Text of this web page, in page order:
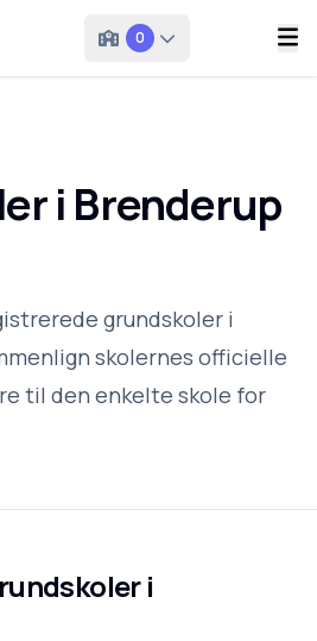
0
i Brenderup
grundskoler i
skolernes officielle
til den enkelte skole for
i